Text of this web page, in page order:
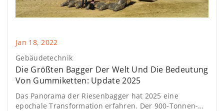
Jan 18, 2022
Gebäudetechnik
Die Größten Bagger Der Welt Und Die Bedeutung
Von Gummiketten: Update 2025
Das Panorama der Riesenbagger hat 2025 eine
epochale Transformation erfahren. Der 900-Tonnen-